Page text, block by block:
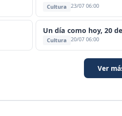
Cultura 23/07 06:00
Un día como hoy, 20
Cultura 20/07 06:00
Ver